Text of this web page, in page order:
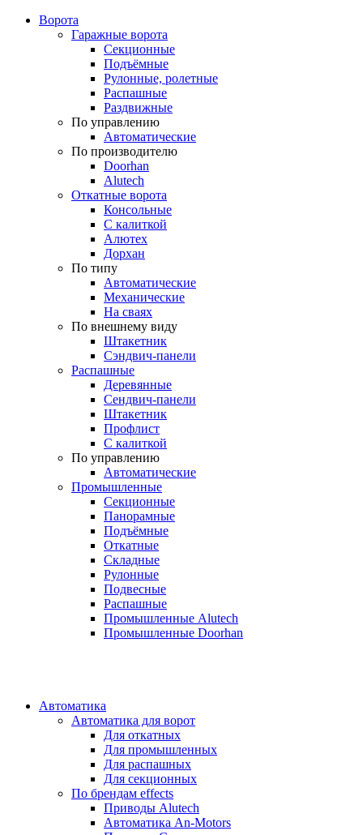
Ворота
Гаражные ворота
Секционные
Подъёмные
Рулонные, ролетные
Распашные
Раздвижные
По управлению
Автоматические
По производителю
Doorhan
Alutech
Откатные ворота
Консольные
С калиткой
Алютех
Дорхан
По типу
Автоматические
Механические
На сваях
По внешнему виду
Штакетник
Сэндвич-панели
Распашные
Деревянные
Сендвич-панели
Штакетник
Профлист
С калиткой
По управлению
Автоматические
Промышленные
Секционные
Панорамные
Подъёмные
Откатные
Складные
Рулонные
Подвесные
Распашные
Промышленные Alutech
Промышленные Doorhan
Автоматика
Автоматика для ворот
Для откатных
Для промышленных
Для распашных
Для секционных
По брендам effects
Приводы Alutech
Автоматика An-Motors